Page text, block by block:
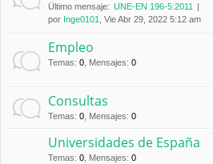
os
Último mensaje: UNE-EN 196-5:2011
por Inge0101 , Vie Abr 29, 2022 5:12 am
Empleo
Temas: 0 Mensajes: 0
Consultas
Temas: 0 Mensajes: 0
Universidades de España
Temas: 0 Mensajes: 0